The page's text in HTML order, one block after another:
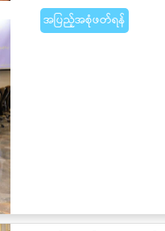
အပြည့်အစုံဖတ်ရန်